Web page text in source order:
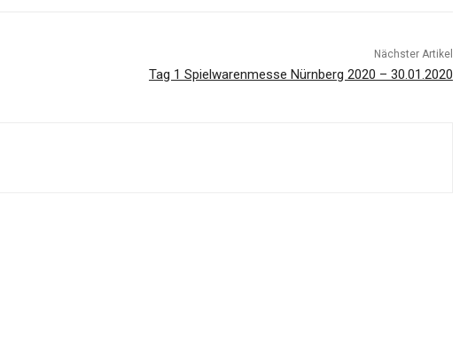
Nächster Artikel
Tag 1 Spielwarenmesse Nürnberg 2020 – 30.01.2020